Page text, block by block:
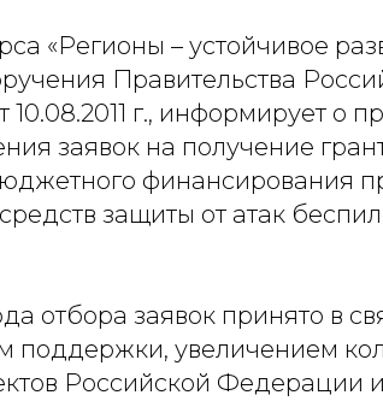
«Регионы – устойчивое
Правительства
г., информирует о
заявок на получение
финансирования
защиты от атак
отбора заявок принято в
поддержки, увеличением
Российской Федерации и